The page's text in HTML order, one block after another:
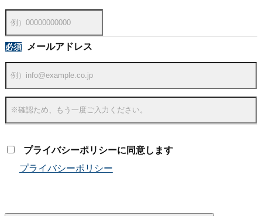
メールアドレス
プライバシーポリシーに同意します
プライバシーポリシー